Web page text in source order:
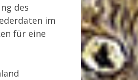
des
im
für eine